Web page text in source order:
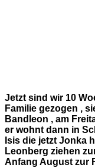
Jetzt sind wir 10
Familie gezogen ,
Bandleon , am
er wohnt dann in
Isis die jetzt Jonka
Leonberg ziehen
Anfang August zur